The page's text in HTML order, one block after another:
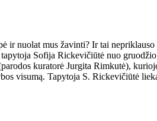
ir nuolat mus žavinti? Ir tai
Sofija Rickevičiūtė nuo
kuratorė Jurgita Rimkutė),
visumą. Tapytoja S. Rickevičiūtė